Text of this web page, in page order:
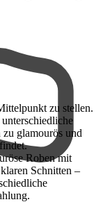
zu stellen.
glamourös und
Roben mit
Schnitten –